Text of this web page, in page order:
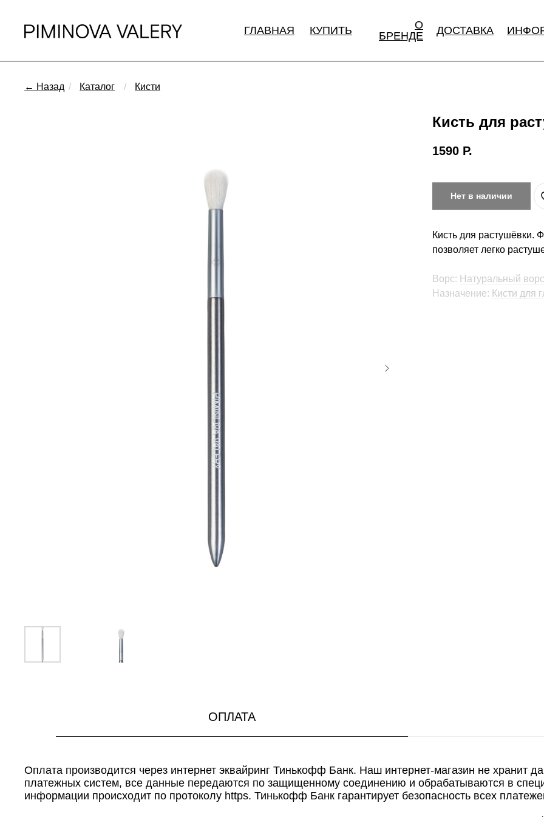
ДОСТАВКА
ГЛАВНАЯ КУПИТЬ
О
БРЕНДЕ
← Назад Каталог
/ / Кисти
Кисть для
1590 Р.
Нет в наличии
Кисть для растушёвки.
позволяет легко
Ворс: Натуральный ворс
Назначение: Кисти для
ОПЛАТА
Оплата производится через интернет эквайринг Тинькофф Банк. Наш интернет-магазин не хранит
платежных систем, все данные передаются по защищенному соединению и обрабатываются в
информации происходит по протоколу https. Тинькофф Банк гарантирует безопасность всех